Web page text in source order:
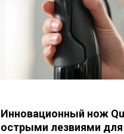
Инновационный нож
острыми лезвиями для